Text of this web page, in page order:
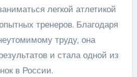
легкой атлетикой
тренеров. Благодаря
труду, она
и стала одной из
в России.